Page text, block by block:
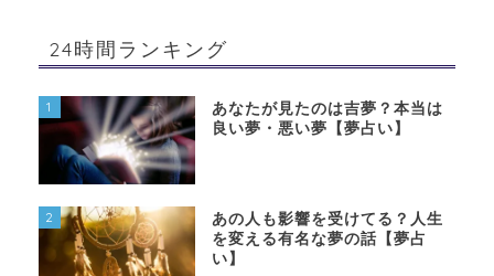
24時間ランキング
1
あなたが見たのは吉夢？本当は
良い夢・悪い夢【夢占い】
2
あの人も影響を受けてる？人生
を変える有名な夢の話【夢占
い】